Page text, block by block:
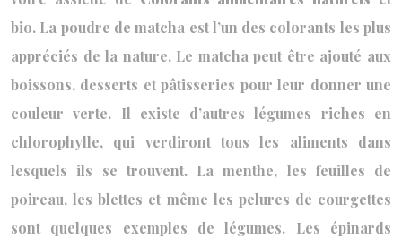
bio. La poudre de matcha est l’un des colorants les plus
appréciés de la nature. Le matcha peut être ajouté aux
boissons, desserts et pâtisseries pour leur donner une
couleur verte. Il existe d’autres légumes riches en
chlorophylle, qui verdiront tous les aliments dans
lesquels ils se trouvent. La menthe, les feuilles de
poireau, les blettes et même les pelures de courgettes
sont quelques exemples de légumes. Les épinards